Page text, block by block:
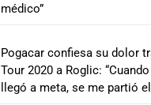
médico”
Pogacar confiesa su dolor
Tour 2020 a Roglic:
llegó a meta, se me partió